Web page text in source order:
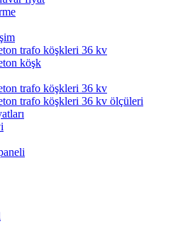
trafo köşkleri 36 kv
köşk
trafo köşkleri 36 kv
trafo köşkleri 36 kv ölçüleri